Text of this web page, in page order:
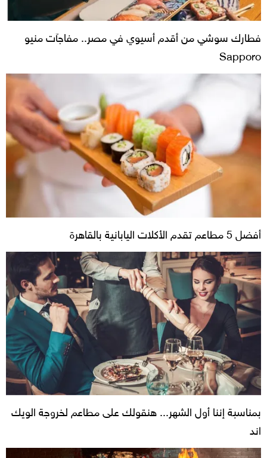
فطارك سوشي من أقدم أسيوي في مصر.. مفاجآت منيو
Sapporo
أفضل 5 مطاعم تقدم الأكلات اليابانية بالقاهرة
بمناسبة إننا أول الشهر... هنقولك على مطاعم لخروجة الويك
اند